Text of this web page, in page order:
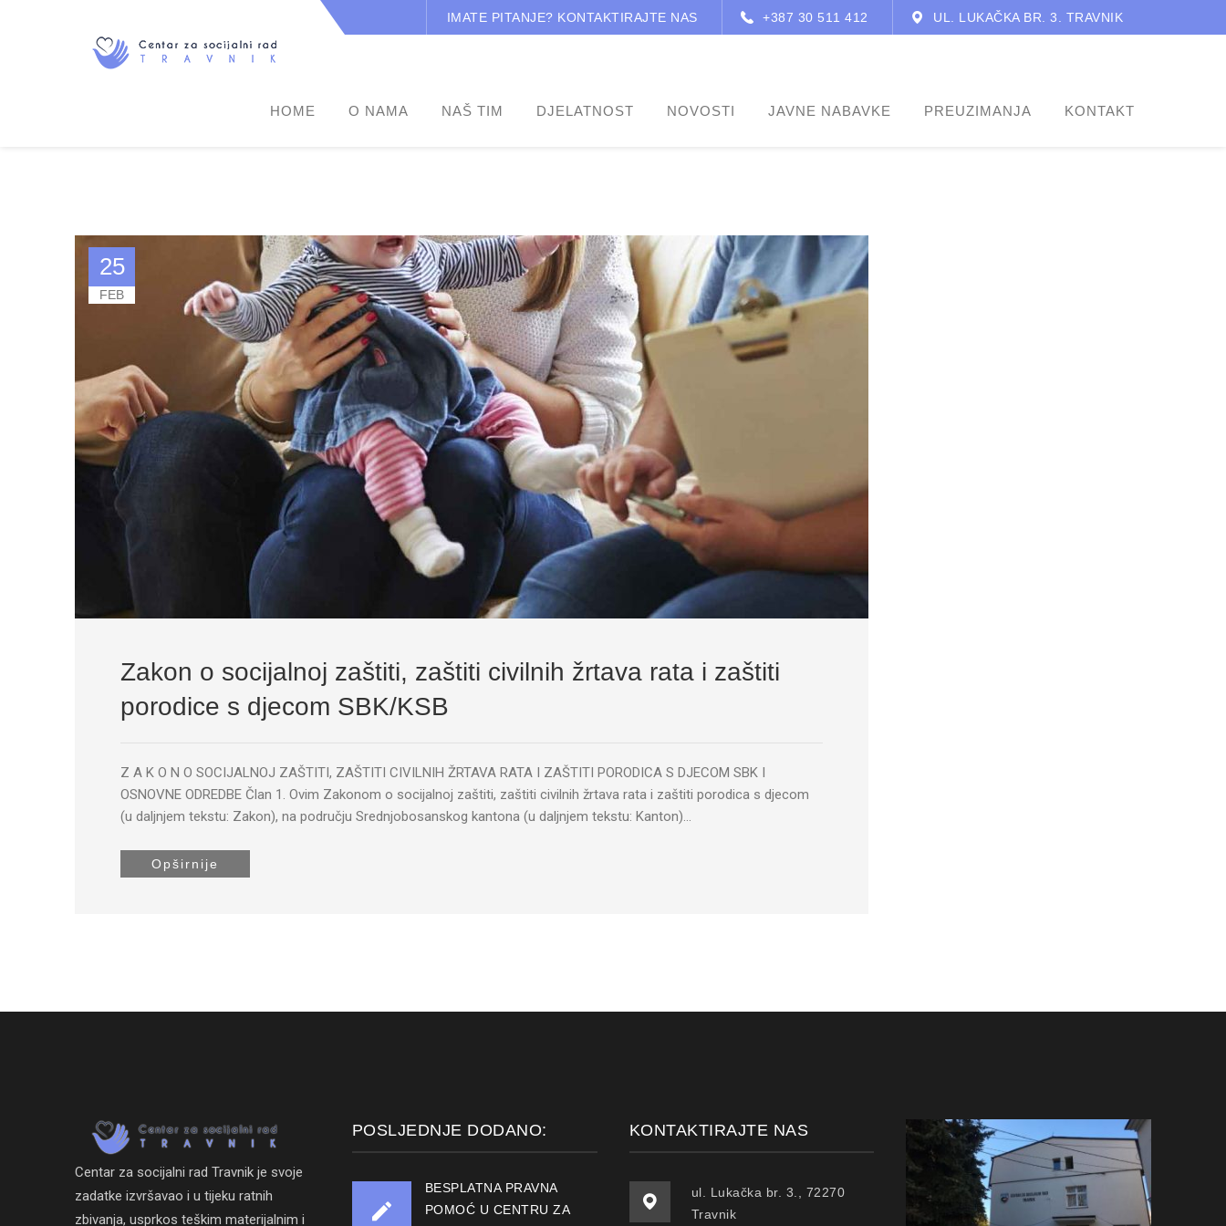
IMATE PITANJE? KONTAKTIRAJTE NAS +387 30 511 412 UL. LUKAČKA BR. 3. TRAVNIK
HOME O NAMA NAŠ TIM DJELATNOST NOVOSTI JAVNE NABAVKE PREUZIMANJA KONTAKT
25
FEB
Zakon o socijalnoj zaštiti, zaštiti civilnih žrtava rata i zaštiti
porodice s djecom SBK/KSB
Z A K O N O SOCIJALNOJ ZAŠTITI, ZAŠTITI CIVILNIH ŽRTAVA RATA I ZAŠTITI PORODICA S DJECOM SBK I
OSNOVNE ODREDBE Član 1. Ovim Zakonom o socijalnoj zaštiti, zaštiti civilnih žrtava rata i zaštiti porodica s djecom
(u daljnjem tekstu: Zakon), na području Srednjobosanskog kantona (u daljnjem tekstu: Kanton)…
Opširnije
Centar za socijalni rad Travnik je svoje
zadatke izvršavao i u tijeku ratnih
zbivanja, usprkos teškim materijalnim i
POSLJEDNJE DODANO:
BESPLATNA PRAVNA
POMOĆ U CENTRU ZA
KONTAKTIRAJTE NAS
ul. Lukačka br. 3., 72270
Travnik